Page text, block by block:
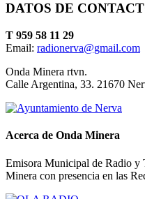
Concierto de Perianes
DATOS DE
T 959 58 11 29
Email: radionerva@gmail.com
Onda Minera rtvn.
Calle Argentina, 33. 21670
Acerca de Onda Minera
Emisora Municipal de Radio y
Minera con presencia en las